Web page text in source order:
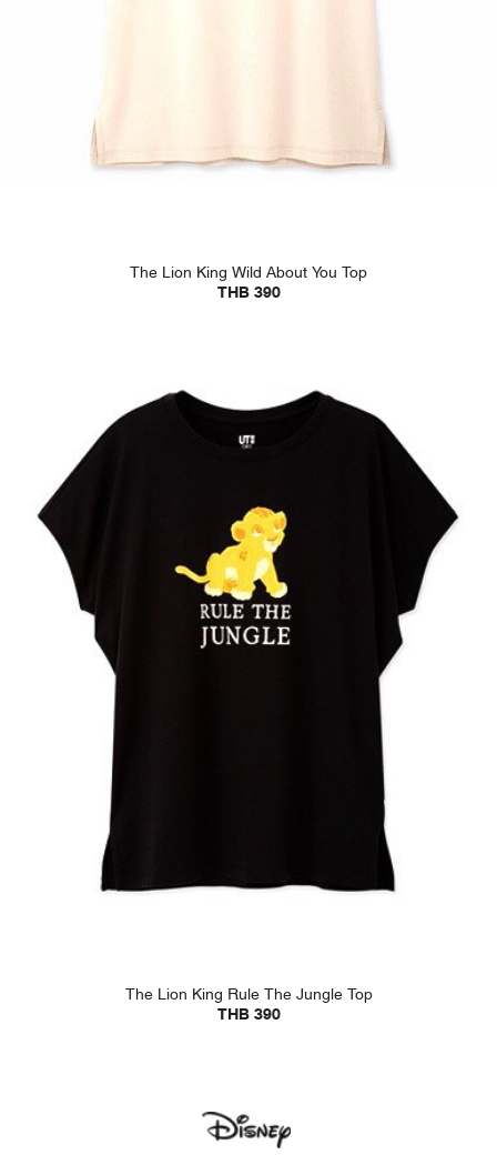
The Lion King Wild About You Top
THB 390
The Lion King Rule The Jungle Top
THB 390